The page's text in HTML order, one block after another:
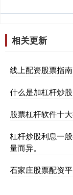
相关更新
线上配资股票指
什么是加杠杆炒
股票杠杆软件十
杠杆炒股利息一
量而异。
石家庄股票配资